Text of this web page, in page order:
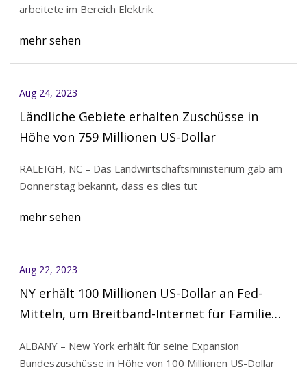
arbeitete im Bereich Elektrik
mehr sehen
Aug 24, 2023
Ländliche Gebiete erhalten Zuschüsse in
Höhe von 759 Millionen US-Dollar
RALEIGH, NC – Das Landwirtschaftsministerium gab am
Donnerstag bekannt, dass es dies tut
mehr sehen
Aug 22, 2023
NY erhält 100 Millionen US-Dollar an Fed-
Mitteln, um Breitband-Internet für Familien
ALBANY – New York erhält für seine Expansion
Bundeszuschüsse in Höhe von 100 Millionen US-Dollar